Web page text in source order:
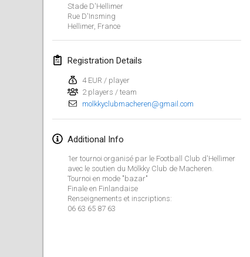
Stade D'Hellimer
Rue D'Insming
Hellimer, France
Registration Details
4 EUR / player
2 players / team
molkkyclubmacheren@gmail.com
Additional Info
1er tournoi organisé par le Football Club d'Hellimer
avec le soutien du Mölkky Club de Macheren.
Tournoi en mode "bazar"
Finale en Finlandaise
Renseignements et inscriptions:
06 63 65 87 63
February 2019
Feb 2, 2019 |Finland
Lumi Mölkky
Feb 9, 2019|Finland
Tournoi de la St Valentin
OTH
Feb 16, 2019|Finland